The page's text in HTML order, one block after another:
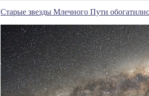
Старые звезды Млечного Пути